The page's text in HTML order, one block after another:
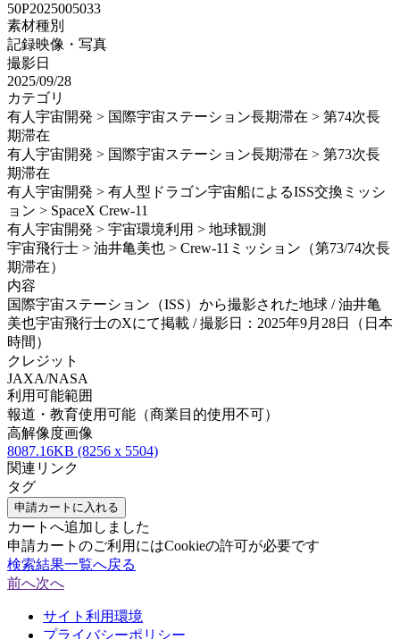
50P2025005033
素材種別
記録映像・写真
撮影日
2025/09/28
カテゴリ
有人宇宙開発 > 国際宇宙ステーション長期滞在 > 第74次長
期滞在
有人宇宙開発 > 国際宇宙ステーション長期滞在 > 第73次長
期滞在
有人宇宙開発 > 有人型ドラゴン宇宙船によるISS交換ミッシ
ョン > SpaceX Crew-11
有人宇宙開発 > 宇宙環境利用 > 地球観測
宇宙飛行士 > 油井亀美也 > Crew-11ミッション（第73/74次長
期滞在）
内容
国際宇宙ステーション（ISS）から撮影された地球 / 油井亀
美也宇宙飛行士のXにて掲載 / 撮影日：2025年9月28日（日本
時間）
クレジット
JAXA/NASA
利用可能範囲
報道・教育使用可能（商業目的使用不可）
高解像度画像
8087.16KB (8256 x 5504)
関連リンク
タグ
申請カートに入れる
カートへ追加しました
申請カートのご利用にはCookieの許可が必要です
検索結果一覧へ戻る
前へ次へ
サイト利用環境
プライバシーポリシー